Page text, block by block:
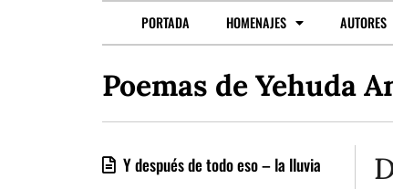
PORTADA HOMENAJES AUTORES
Poemas de Yehuda
Y después de todo eso – la lluvia